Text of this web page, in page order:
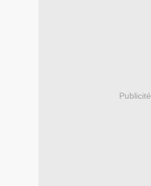
Publicité